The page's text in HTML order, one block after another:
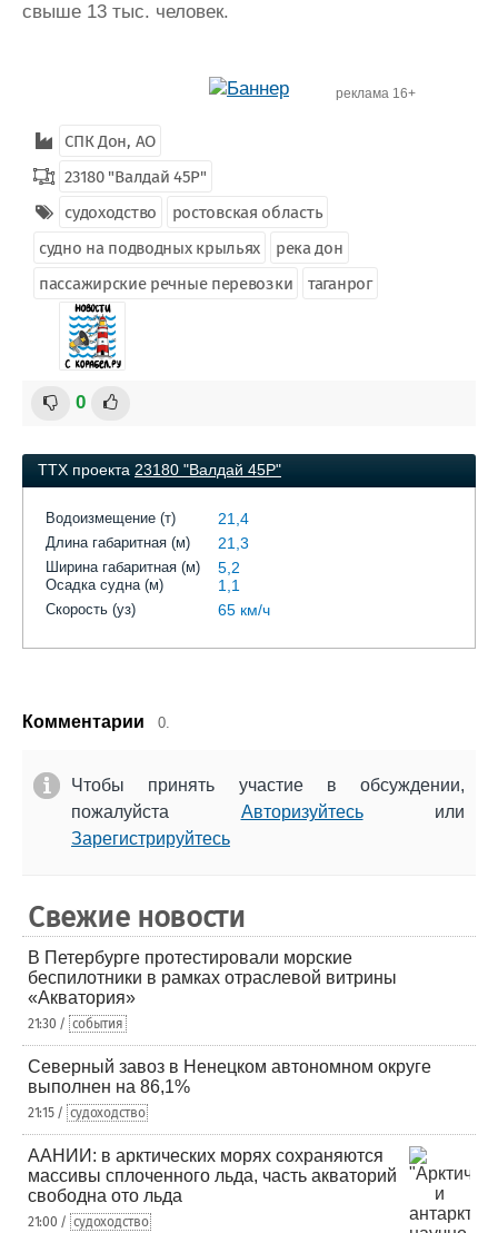
свыше 13 тыс. человек.
реклама 16+
СПК Дон, АО
23180 "Валдай 45Р"
судоходство
ростовская область
судно на подводных крыльях
река дон
пассажирские речные перевозки
таганрог
0
ТТХ проекта 23180 "Валдай 45Р"
Водоизмещение (т) 21,4
Длина габаритная (м) 21,3
Ширина габаритная (м) 5,2
Осадка судна (м) 1,1
Скорость (уз) 65 км/ч
Комментарии 0.
Чтобы принять участие в обсуждении,
пожалуйста Авторизуйтесьили
Зарегистрируйтесь
Свежие новости
В Петербурге протестировали морские
беспилотники в рамках отраслевой витрины
«Акватория»
21:30 / события
Северный завоз в Ненецком автономном округе
выполнен на 86,1%
21:15 / судоходство
ААНИИ: в арктических морях сохраняются
массивы сплоченного льда, часть акваторий
свободна ото льда
21:00 / судоходство